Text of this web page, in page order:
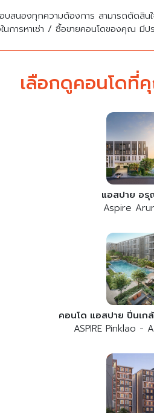
สนองทุกความต้องการ สามารถตัดสิ
นการหาเช่า / ซื้อขายคอนโดของคุณ มี
เลือกดูคอนโดที่
แอสปาย อรุ
Aspire
คอนโด แอสปาย ปิ่นเ
ASPIRE Pinklao -